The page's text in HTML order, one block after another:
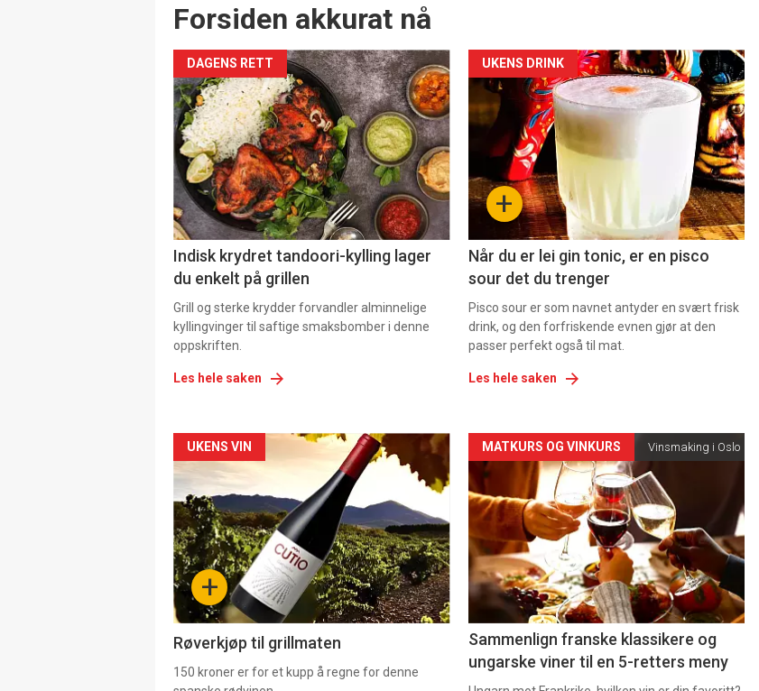
Forsiden akkurat nå
DAGENS RETT
Indisk krydret tandoori-kylling lager
du enkelt på grillen
Grill og sterke krydder forvandler alminnelige
kyllingvinger til saftige smaksbomber i denne
oppskriften.
Les hele saken
Forsiden
akkurat
nå
-
+
UKENS DRINK
Når du er lei gin tonic, er en pisco
sour det du trenger
Pisco sour er som navnet antyder en svært frisk
drink, og den forfriskende evnen gjør at den
passer perfekt også til mat.
Les hele saken
Forsiden
akkurat
nå
-
4 +
UKENS VIN
Røverkjøp til grillmaten
150 kroner er for et kupp å regne for denne
Forsiden
akkurat
nå
-
5
MATKURS OG VINKURS Vinsmaking i Oslo
Sammenlign franske klassikere og
ungarske viner til en 5-retters meny